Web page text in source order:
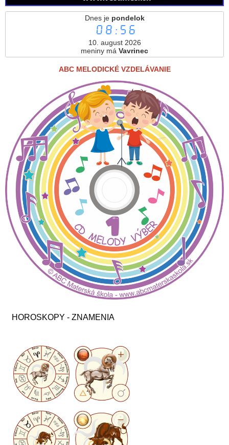
Dnes je pondelok
08:56
10. august 2026
meniny má Vavrinec
ABC MELODICKÉ VZDELÁVANIE
HOROSKOPY - ZNAMENIA